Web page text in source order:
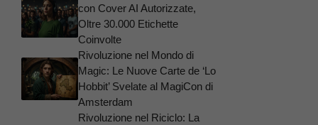
con Cover AI Autorizzate,
Oltre 30.000 Etichette
Coinvolte
Rivoluzione nel Mondo di
Magic: Le Nuove Carte de ‘Lo
Hobbit’ Svelate al MagiCon di
Amsterdam
Rivoluzione nel Riciclo: La